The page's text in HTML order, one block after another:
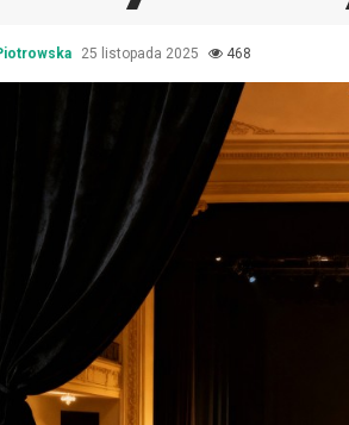
25 listopada 2025 468